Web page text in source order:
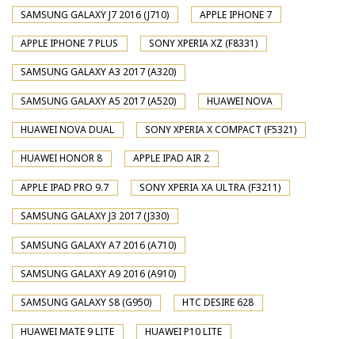
SAMSUNG GALAXY J7 2016 (J710) APPLE IPHONE 7
APPLE IPHONE 7 PLUS SONY XPERIA XZ (F8331)
SAMSUNG GALAXY A3 2017 (A320)
SAMSUNG GALAXY A5 2017 (A520) HUAWEI NOVA
HUAWEI NOVA DUAL SONY XPERIA X COMPACT (F5321)
HUAWEI HONOR 8 APPLE IPAD AIR 2
APPLE IPAD PRO 9.7 SONY XPERIA XA ULTRA (F3211)
SAMSUNG GALAXY J3 2017 (J330)
SAMSUNG GALAXY A7 2016 (A710)
SAMSUNG GALAXY A9 2016 (A910)
SAMSUNG GALAXY S8 (G950) HTC DESIRE 628
HUAWEI MATE 9 LITE HUAWEI P10 LITE